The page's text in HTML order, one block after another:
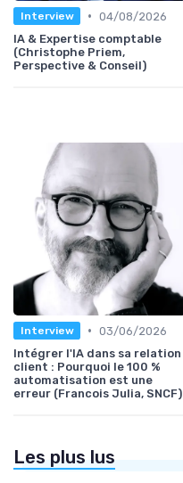
Interview • 04/08/2026
IA & Expertise comptable
(Christophe Priem,
Perspective & Conseil)
Interview • 03/06/2026
Intégrer l'IA dans sa relation
client : Pourquoi le 100 %
automatisation est une
erreur (Francois Julia, SNCF)
Les plus lus